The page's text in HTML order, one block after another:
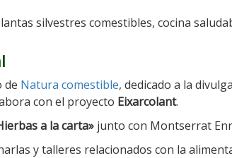
silvestres comestibles, cocina
de Natura comestible, dedicado a la
con el proyecto Eixarcolant.
a la carta» junto con Montserrat
y talleres relacionados con la